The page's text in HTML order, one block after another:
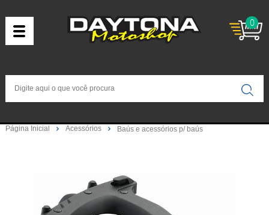
0
Página Inicial Acessórios Baús e acessórios p/ baús